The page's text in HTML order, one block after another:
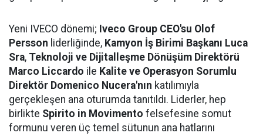
Yeni IVECO dönemi; Iveco Group CEO'su Olof
Persson liderliğinde, Kamyon İş Birimi Başkanı Luca
Sra, Teknoloji ve Dijitalleşme Dönüşüm Direktörü
Marco Liccardo ile Kalite ve Operasyon Sorumlu
Direktör Domenico Nucera'nın katılımıyla
gerçekleşen ana oturumda tanıtıldı. Liderler, hep
birlikte Spirito in Movimento felsefesine somut
formunu veren üç temel sütunun ana hatlarını